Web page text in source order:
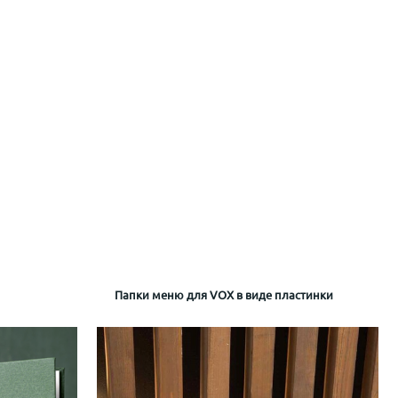
Папки меню для VOX в виде пластинки
Папка гостя
визитка офсетная печать с